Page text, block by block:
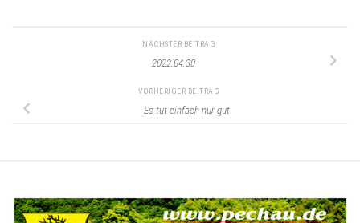
NÄCHSTER BEITRAG
2022.04.30
VORHERIGER BEITRAG
Es tut einfach nur gut